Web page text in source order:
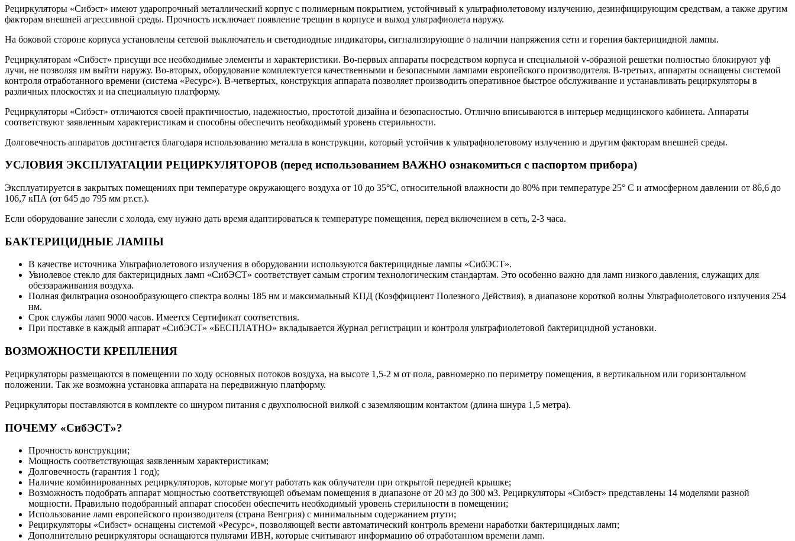
Рециркуляторы «Сибэст» имеют ударопрочный металлический корпус с полимерным покрытием, устойчивый к ультрафиолетовому излучению, дезинфицирующим средствам, а также другим
факторам внешней агрессивной среды. Прочность исключает появление трещин в корпусе и выход ультрафиолета наружу.
На боковой стороне корпуса установлены сетевой выключатель и светодиодные индикаторы, сигнализирующие о наличии напряжения сети и горения бактерицидной лампы.
Рециркуляторам «Сибэст» присущи все необходимые элементы и характеристики. Во-первых аппараты посредством корпуса и специальной v-образной решетки полностью блокируют уф
лучи, не позволяя им выйти наружу. Во-вторых, оборудование комплектуется качественными и безопасными лампами европейского производителя. В-третьих, аппараты оснащены системой
контроля отработанного времени (система «Ресурс»). В-четвертых, конструкция аппарата позволяет производить оперативное быстрое обслуживание и устанавливать рециркуляторы в
различных плоскостях и на специальную платформу.
Рециркуляторы «Сибэст» отличаются своей практичностью, надежностью, простотой дизайна и безопасностью. Отлично вписываются в интерьер медицинского кабинета. Аппараты
соответствуют заявленным характеристикам и способны обеспечить необходимый уровень стерильности.
Долговечность аппаратов достигается благодаря использованию металла в конструкции, который устойчив к ультрафиолетовому излучению и другим факторам внешней среды.
УСЛОВИЯ ЭКСПЛУАТАЦИИ РЕЦИРКУЛЯТОРОВ (перед использованием ВАЖНО ознакомиться с паспортом прибора)
Эксплуатируется в закрытых помещениях при температуре окружающего воздуха от 10 до 35°С, относительной влажности до 80% при температуре 25° С и атмосферном давлении от 86,6 до
106,7 кПА (от 645 до 795 мм рт.ст.).
Если оборудование занесли с холода, ему нужно дать время адаптироваться к температуре помещения, перед включением в сеть, 2-3 часа.
БАКТЕРИЦИДНЫЕ ЛАМПЫ
В качестве источника Ультрафиолетового излучения в оборудовании используются бактерицидные лампы «СибЭСТ».
Увиолевое стекло для бактерицидных ламп «СибЭСТ» соответствует самым строгим технологическим стандартам. Это особенно важно для ламп низкого давления, служащих для
обеззараживания воздуха.
Полная фильтрация озонообразующего спектра волны 185 нм и максимальный КПД (Коэффициент Полезного Действия), в диапазоне короткой волны Ультрафиолетового излучения 254
нм.
Срок службы ламп 9000 часов. Имеется Сертификат соответствия.
При поставке в каждый аппарат «СибЭСТ» «БЕСПЛАТНО» вкладывается Журнал регистрации и контроля ультрафиолетовой бактерицидной установки.
ВОЗМОЖНОСТИ КРЕПЛЕНИЯ
Рециркуляторы размещаются в помещении по ходу основных потоков воздуха, на высоте 1,5-2 м от пола, равномерно по периметру помещения, в вертикальном или горизонтальном
положении. Так же возможна установка аппарата на передвижную платформу.
Рециркуляторы поставляются в комплекте со шнуром питания с двухполюсной вилкой с заземляющим контактом (длина шнура 1,5 метра).
ПОЧЕМУ «СибЭСТ»?
Прочность конструкции;
Мощность соответствующая заявленным характеристикам;
Долговечность (гарантия 1 год);
Наличие комбинированных рециркуляторов, которые могут работать как облучатели при открытой передней крышке;
Возможность подобрать аппарат мощностью соответствующей объемам помещения в диапазоне от 20 м3 до 300 м3. Рециркуляторы «Сибэст» представлены 14 моделями разной
мощности. Правильно подобранный аппарат способен обеспечить необходимый уровень стерильности в помещении;
Использование ламп европейского производителя (страна Венгрия) с минимальным содержанием ртути;
Рециркуляторы «Сибэст» оснащены системой «Ресурс», позволяющей вести автоматический контроль времени наработки бактерицидных ламп;
Дополнительно рециркуляторы оснащаются пультами ИВН, которые считывают информацию об отработанном времени ламп.